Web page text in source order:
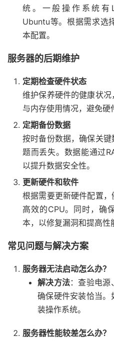
统。一般操作系统有
Ubuntu等。根据需求选
本配置。
服务器的后期维护
定期检查硬件状态
维护保养硬件的健康状
与内存使用情况，避免硬
定期备份数据
按时备份数据，确保关
题而丢失。数据能通过
以提升数据安全性。
更新硬件和软件
根据需要更新硬件配置
高效的CPU。同时，确
本，以修复漏洞和提高性
常见问题与解决方案
服务器无法启动怎么办？
解决方法：查验电源
确保硬件安装恰当。
装操作系统。
服务器性能较差怎么办？